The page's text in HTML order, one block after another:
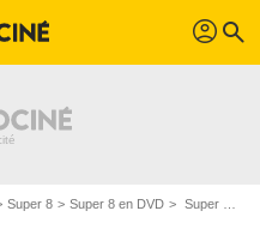
profil search
Super 8 Super 8 en DVD Super 8 - 4K Ultra HD + Blu-ray - Édition boîtier SteelBook 10ème anniversaire